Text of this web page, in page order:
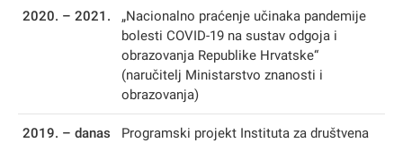
2020. – 2021.
„Nacionalno praćenje učinaka pandemije
bolesti COVID-19 na sustav odgoja i
obrazovanja Republike Hrvatske“
(naručitelj Ministarstvo znanosti i
obrazovanja)
2019. – danas
Programski projekt Instituta za društvena